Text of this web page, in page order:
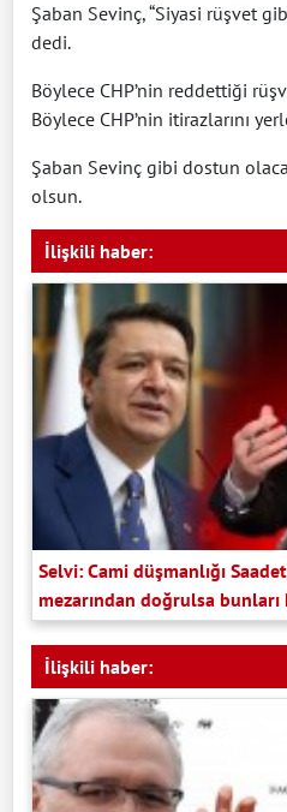
Şaban Sevinç, “Siyasi rüşvet
dedi.
Böylece CHP’nin reddettiği
Böylece CHP’nin itirazlarını
Şaban Sevinç gibi dostun
olsun.
İlişkili haber:
Selvi: Cami düşmanlığı
mezarından doğrulsa
İlişkili haber: